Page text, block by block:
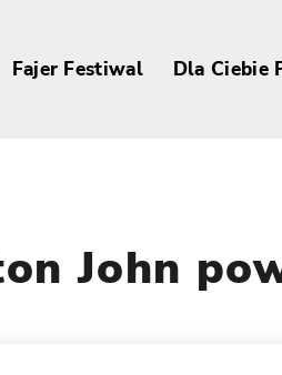
Fajer Festiwal Dla Ciebie
John